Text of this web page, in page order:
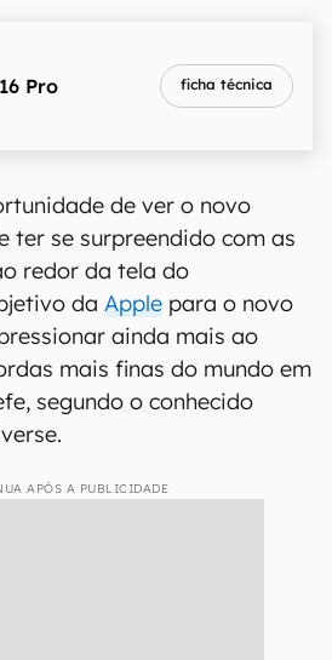
Pro ficha técnica
de ver o novo
ter se surpreendido com as
redor da tela do
da Apple para o novo
ainda mais ao
mais finas do mundo em
segundo o conhecido
APÓS A PUBLICIDADE